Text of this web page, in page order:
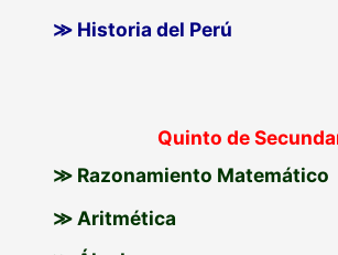
≫ Historia del Perú
Quinto de
≫ Razonamiento Matemático
≫ Aritmética